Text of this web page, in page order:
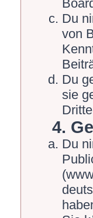
Du
von
Du
sie
4.
Du